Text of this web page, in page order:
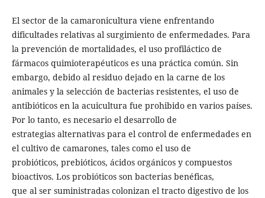
El sector de la camaronicultura viene enfrentando
dificultades relativas al surgimiento de enfermedades. Para
la prevención de mortalidades, el uso profiláctico de
fármacos quimioterapéuticos es una práctica común. Sin
embargo, debido al residuo dejado en la carne de los
animales y la selección de bacterias resistentes, el uso de
antibióticos en la acuicultura fue prohibido en varios países.
Por lo tanto, es necesario el desarrollo de
estrategias alternativas para el control de enfermedades en
el cultivo de camarones, tales como el uso de
probióticos, prebióticos, ácidos orgánicos y compuestos
bioactivos. Los probióticos son bacterias benéficas,
que al ser suministradas colonizan el tracto digestivo de los